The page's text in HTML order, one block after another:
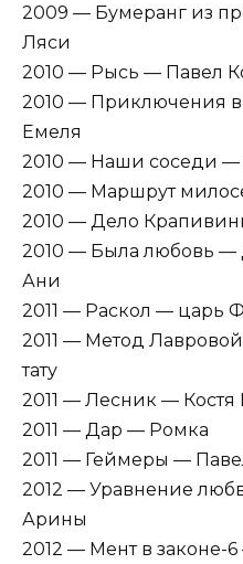
2009 — Бумеранг из
Ляси
2010 — Рысь — Павел
2010 — Приключения
Емеля
2010 — Наши соседи —
2010 — Маршрут
2010 — Дело
2010 — Была любовь —
Ани
2011 — Раскол — царь
2011 — Метод
тату
2011 — Лесник — Костя
2011 — Дар — Ромка
2011 — Геймеры —
2012 — Уравнение
Арины
2012 — Мент в законе-